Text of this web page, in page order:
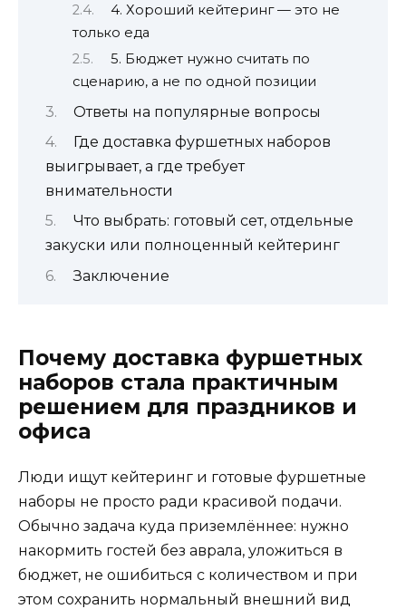
4. Хороший кейтеринг — это не
только еда
5. Бюджет нужно считать по
сценарию, а не по одной позиции
Ответы на популярные вопросы
Где доставка фуршетных наборов
выигрывает, а где требует
внимательности
Что выбрать: готовый сет, отдельные
закуски или полноценный кейтеринг
Заключение
Почему доставка фуршетных
наборов стала практичным
решением для праздников и
офиса
Люди ищут кейтеринг и готовые фуршетные
наборы не просто ради красивой подачи.
Обычно задача куда приземлённее: нужно
накормить гостей без аврала, уложиться в
бюджет, не ошибиться с количеством и при
этом сохранить нормальный внешний вид